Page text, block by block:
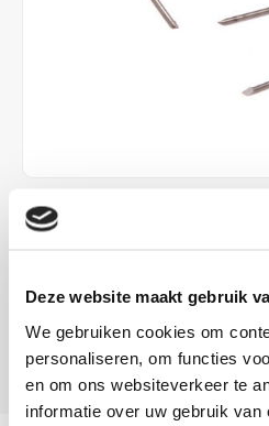
Deze website maakt gebruik
We gebruiken cookies om
personaliseren, om functies
en om ons websiteverkeer te
informatie over uw gebruik van
€2,40
DELEN: